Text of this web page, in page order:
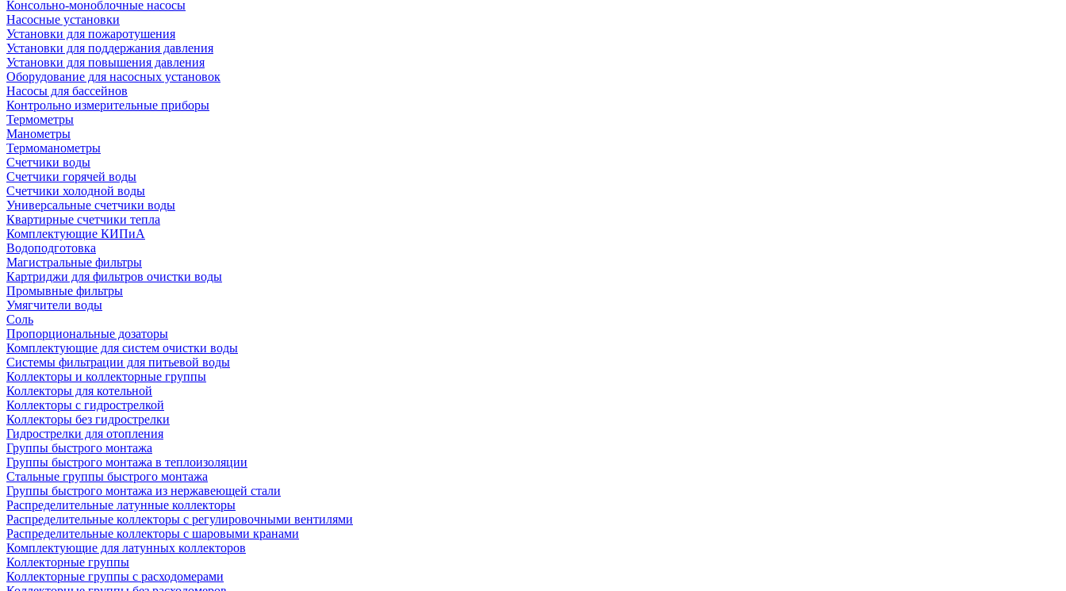
Консольно-моноблочные насосы
Насосные установки
Установки для пожаротушения
Установки для поддержания давления
Установки для повышения давления
Оборудование для насосных установок
Насосы для бассейнов
Контрольно измерительные приборы
Термометры
Манометры
Термоманометры
Счетчики воды
Счетчики горячей воды
Счетчики холодной воды
Универсальные счетчики воды
Квартирные счетчики тепла
Комплектующие КИПиА
Водоподготовка
Магистральные фильтры
Картриджи для фильтров очистки воды
Промывные фильтры
Умягчители воды
Соль
Пропорциональные дозаторы
Комплектующие для систем очистки воды
Системы фильтрации для питьевой воды
Коллекторы и коллекторные группы
Коллекторы для котельной
Коллекторы с гидрострелкой
Коллекторы без гидрострелки
Гидрострелки для отопления
Группы быстрого монтажа
Группы быстрого монтажа в теплоизоляции
Стальные группы быстрого монтажа
Группы быстрого монтажа из нержавеющей стали
Распределительные латунные коллекторы
Распределительные коллекторы с регулировочными вентилями
Распределительные коллекторы с шаровыми кранами
Комплектующие для латунных коллекторов
Коллекторные группы
Коллекторные группы с расходомерами